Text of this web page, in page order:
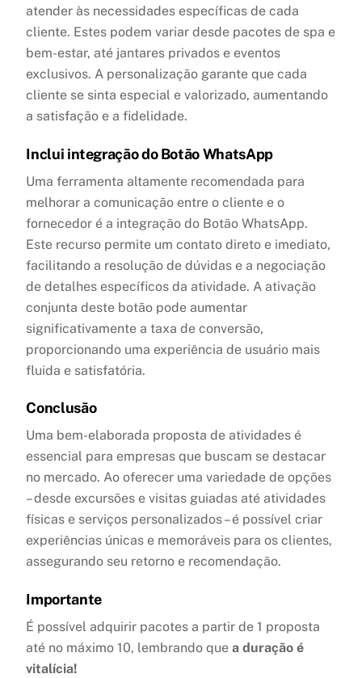
atender às necessidades específicas de cada
cliente. Estes podem variar desde pacotes de spa e
bem-estar, até jantares privados e eventos
exclusivos. A personalização garante que cada
cliente se sinta especial e valorizado, aumentando
a satisfação e a fidelidade.
Inclui integração do Botão WhatsApp
Uma ferramenta altamente recomendada para
melhorar a comunicação entre o cliente e o
fornecedor é a integração do Botão WhatsApp.
Este recurso permite um contato direto e imediato,
facilitando a resolução de dúvidas e a negociação
de detalhes específicos da atividade. A ativação
conjunta deste botão pode aumentar
significativamente a taxa de conversão,
proporcionando uma experiência de usuário mais
fluida e satisfatória.
Conclusão
Uma bem-elaborada proposta de atividades é
essencial para empresas que buscam se destacar
no mercado. Ao oferecer uma variedade de opções
– desde excursões e visitas guiadas até atividades
físicas e serviços personalizados – é possível criar
experiências únicas e memoráveis para os clientes,
assegurando seu retorno e recomendação.
Importante
É possível adquirir pacotes a partir de 1 proposta
até no máximo 10, lembrando quea duração é
vitalícia!